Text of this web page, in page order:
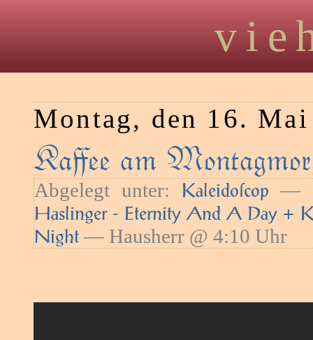
Montag, den 16.
Kaﬀee am
Abgelegt unter: Kaleidoſcop —
Haslinger - Eternity And A Day +
Night — Hausherr @ 4:10 Uhr